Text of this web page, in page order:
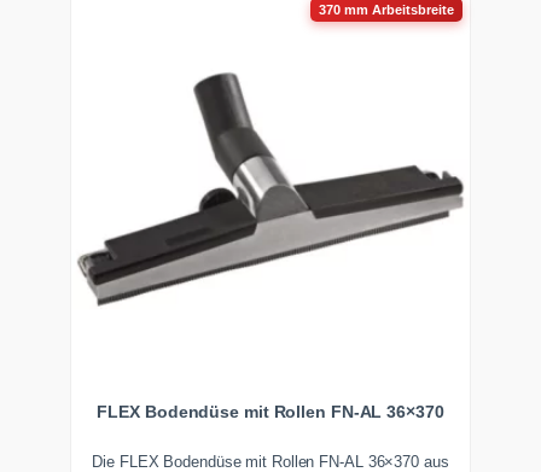
370 mm Arbeitsbreite
FLEX Bodendüse mit Rollen FN-AL 36×370
Die FLEX Bodendüse mit Rollen FN-AL 36×370 aus